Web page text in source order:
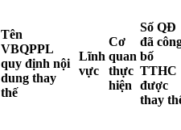
Tên
VBQPPL
quy định nội
dung thay
thế
Lĩnh
vực
Cơ
quan
thực
hiện
Số QĐ
đã
bố
TTHC
được
thay